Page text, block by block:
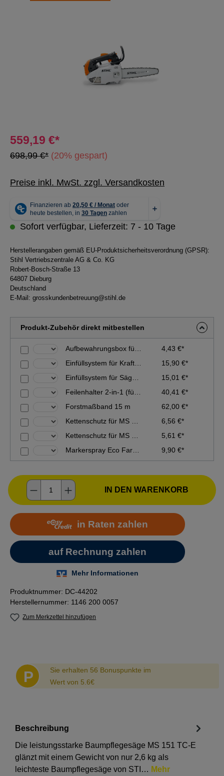
559,19 €*
698,99 €* (20% gespart)
Preise inkl. MwSt. zzgl. Versandkosten
Sofort verfügbar, Lieferzeit: 7 - 10 Tage
Herstellerangaben gemäß EU-Produktsicherheitsverordnung (GPSR):
Stihl Vertriebszentrale AG & Co. KG
Robert-Bosch-Straße 13
64807 Dieburg
Deutschland
E-Mail: grosskundenbetreuung@stihl.de
Produkt-Zubehör direkt mitbestellen
4,43 €*
15,90 €*
15,01 €*
40,41 €*
Forstmaßband 15 m
62,00 €*
6,56 €*
5,61 €*
9,90 €*
Produkt Anzahl: Gib den gewünschten
IN DEN WARENKORB
Produktnummer: DC-44202
Herstellernummer: 1146 200 0057
Zum Merkzettel hinzufügen
P
Sie erhalten 56 Bonuspunkte im
Wert von 5.6€
Beschreibung
Die leistungsstarke Baumpflegesäge MS 151 TC-E
glänzt mit einem Gewicht von nur 2,6 kg als
leichteste Baumpflegesäge von STI… Mehr